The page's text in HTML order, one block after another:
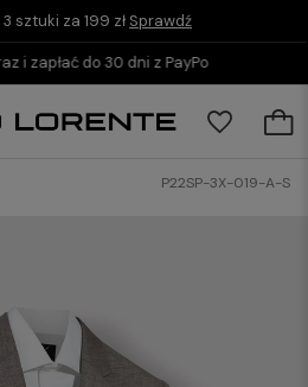
sztuki za 199 zł Sprawdź
do 30 dni z PayPo
P22SP-3X-019-A-S